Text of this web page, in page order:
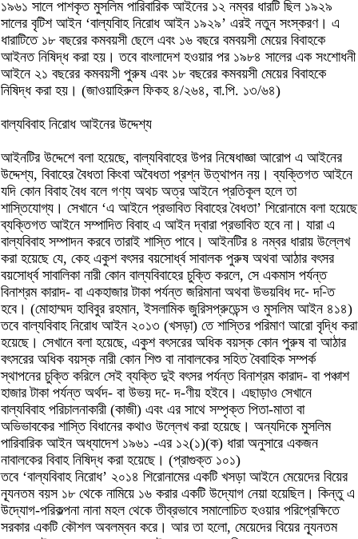
১৯৬১ সালে পাশকৃত মুসলিম পারিবারিক আইনের ১২ নম্বর ধারটি ছিল ১৯২৯
সালের বৃটিশ আইন ‘বাল্যবিাহ নিরোধ আইন ১৯২৯’ এরই নতুন সংস্করণ। এ
ধারাটিতে ১৮ বছরের কমবয়সী ছেলে এবং ১৬ বছরে বমবয়সী মেয়ের বিবাহকে
আইনত নিষিদ্ধ করা হয়। তবে বাংলাদেশ হওয়ার পর ১৯৮৪ সালের এক সংশোধনী
আইনে ২১ বছরের কমবয়সী পুরুষ এবং ১৮ বছরের কমবয়সী মেয়ের বিবাহকে
নিষিদ্ধ করা হয়। (জাওয়াহিরুল ফিকহ ৪/২৬৪, বা.পি. ১৩/৬৪)
বাল্যবিবাহ নিরোধ আইনের উদ্দেশ্য
আইনটির উদ্দেশে বলা হয়েছে, বাল্যবিবাহের উপর নিষেধাজ্ঞা আরোপ এ আইনের
উদ্দেশ্য, বিবাহের বৈধতা কিংবা অবৈধতা প্রশ্ন উত্থাপন নয়। ব্যক্তিগত আইনে
যদি কোন বিবাহ বৈধ বলে গণ্য অথচ অত্র আইনে প্রতিকূল হলে তা
শাস্তিযোগ্য। সেখানে ‘এ আইনে প্রভাবিত বিবাহের বৈধতা’ শিরোনামে বলা হয়েছে
ব্যক্তিগত আইনে সম্পাদিত বিবাহ এ আইন দ্বারা প্রভাবিত হবে না। যারা এ
বাল্যবিবাহ সম্পাদন করবে তারাই শাস্তি পাবে। আইনটির ৪ নম্বর ধারায় উল্লেখ
করা হয়েছে যে, কেহ একুশ বৎসর বয়সোর্ধ্ব সাবালক পুরুষ অথবা আঠার বৎসর
বয়সোর্ধ্ব সাবালিকা নারী কোন বাল্যবিবাহের চুক্তি করলে, সে একমাস পর্যন্ত
বিনাশ্রম কারাদ- বা একহাজার টাকা পর্যন্ত জরিমানা অথবা উভয়বিধ দ-ে দ-িত
হবে। (মোহাম্মদ হাবিবুর রহমান, ইসলামিক জুরিসপ্রুডেন্স ও মুসলিম আইন ৪১৪)
তবে বাল্যবিবাহ নিরোধ আইন ২০১৩ (খসড়া) তে শাস্তির পরিমাণ আরো বৃদ্ধি করা
হয়েছে। সেখানে বলা হয়েছে, একুশ বৎসরের অধিক বয়স্ক কোন পুরুষ বা আঠার
বৎসরের অধিক বয়স্ক নারী কোন শিশু বা নাবালকের সহিত বৈবাহিক সম্পর্ক
স্থাপনের চুক্তি করিলে সেই ব্যক্তি দুই বৎসর পর্যন্ত বিনাশ্রম কারাদ- বা পঞ্চাশ
হাজার টাকা পর্যন্ত অর্থদ- বা উভয় দ-ে দ-ণীয় হইবে। এছাড়াও সেখানে
বাল্যবিবাহ পরিচালনাকারী (কাজী) এবং এর সাথে সম্পৃক্ত পিতা-মাতা বা
অভিভাবকের শাস্তি বিধানের কথাও উল্লেখ করা হয়েছে। অন্যদিকে মুসলিম
পারিবারিক আইন অধ্যাদেশ ১৯৬১ -এর ১২(১)(ক) ধারা অনুসারে একজন
নাবালকের বিবাহ নিষিদ্ধ করা হয়েছে। (প্রাগুক্ত ১০১)
তবে ‘বাল্যবিবাহ নিরোধ’ ২০১৪ শিরোনামের একটি খসড়া আইনে মেয়েদের বিয়ের
ন্যূনতম বয়স ১৮ থেকে নামিয়ে ১৬ করার একটি উদ্যোগ নেয়া হয়েছিল। কিন্তু এ
উদ্যোগ-পরিকল্পনা নানা মহল থেকে তীব্রভাবে সমালোচিত হওয়ার পরিপ্রেক্ষিতে
সরকার একটি কৌশল অবলম্বন করে। আর তা হলো, মেয়েদের বিয়ের ন্যূনতম